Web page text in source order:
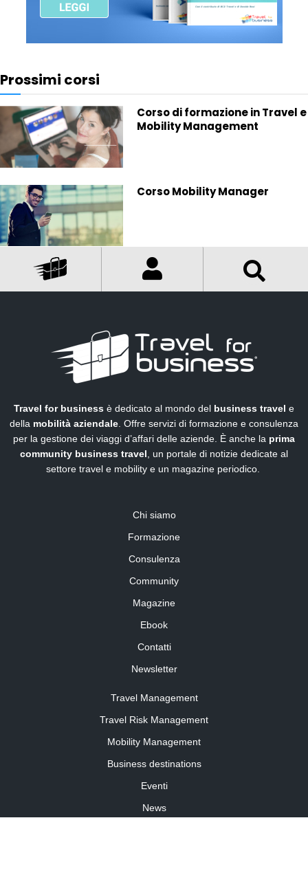
Prossimi corsi
Corso di formazione in Travel e
Mobility Management
Corso Mobility Manager
Travel for business è dedicato al mondo del business travel e
della mobilità aziendale . Offre servizi di formazione e consulenza
per la gestione dei viaggi d’affari delle aziende. È anche la prima
community business travel , un portale di notizie dedicate al
settore travel e mobility e un magazine periodico.
Chi siamo
Formazione
Consulenza
Community
Magazine
Ebook
Contatti
Newsletter
Travel Management
Travel Risk Management
Mobility Management
Business destinations
Eventi
News